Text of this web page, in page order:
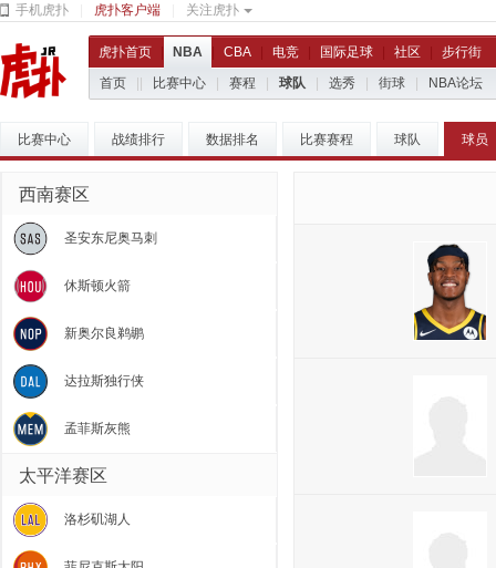
手机虎扑 虎扑客户端 关注虎扑
虎扑首页 NBA CBA 电竞 国际足球 社区
步行街
首页
比赛中心 赛程 球队 选秀 街球 NBA论坛
比赛中心 战绩排行 数据排名 比赛赛程 球队 球员
西南赛区
圣安东尼奥马刺
休斯顿火箭
新奥尔良鹈鹕
达拉斯独行侠
孟菲斯灰熊
太平洋赛区
洛杉矶湖人